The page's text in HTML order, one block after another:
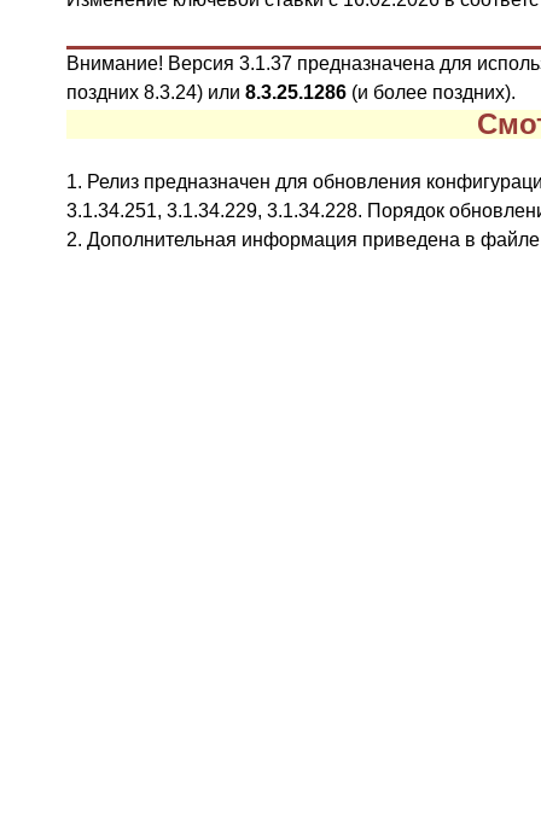
Внимание! Версия 3.1.37 предназначена для
поздних 8.3.24) или 8.3.25.1286 (и более поздних).
1. Релиз предназначен для обновления
3.1.34.251, 3.1.34.229, 3.1.34.228. Порядок
2. Дополнительная информация приведена в